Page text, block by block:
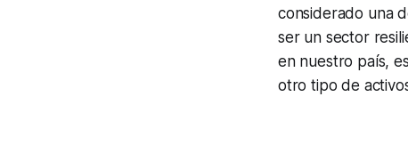
considerado una
ser un sector
en nuestro país,
otro tipo de